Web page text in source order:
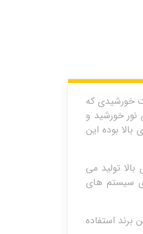
خورشیدی که
خورشید و
بوده این
متفاوت 265 تا 330 وات با راندمان های بالا تولید می
سیستم های
برند استفاده